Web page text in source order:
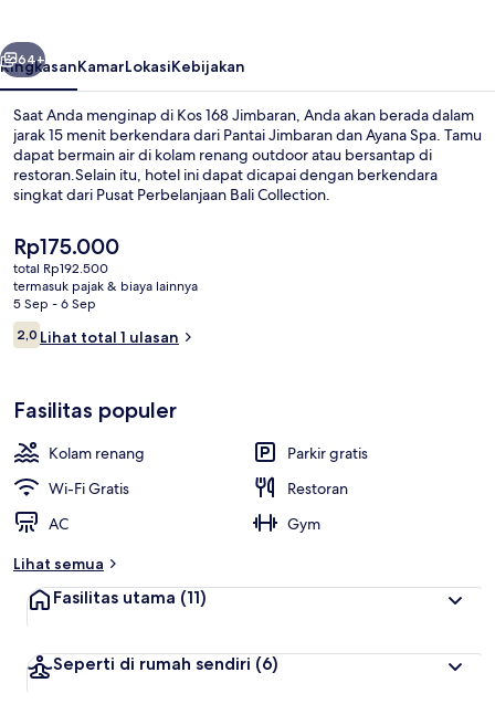
Berikutnya
64+
RingkasanKamarLokasiKebijakan
Saat Anda menginap di Kos 168 Jimbaran, Anda akan berada dalam
jarak 15 menit berkendara dari Pantai Jimbaran dan Ayana Spa. Tamu
dapat bermain air di kolam renang outdoor atau bersantap di
restoran.Selain itu, hotel ini dapat dicapai dengan berkendara
singkat dari Pusat Perbelanjaan Bali Collection.
Harga
saat
ini
Rp175.000
Rp175.000
total Rp192.500
termasuk pajak & biaya lainnya
5 Sep - 6 Sep
Ulasan
2,02,0 dari 10
Lihat total 1 ulasan
Fasilitas populer
Kolam renang
Parkir gratis
Wi-Fi Gratis
Restoran
AC
Gym
Lihat semua
Fasilitas utama (11)
Seperti di rumah sendiri (6)